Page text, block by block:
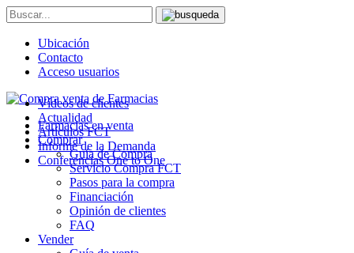
Ubicación
Contacto
Acceso usuarios
Farmacias en venta
Comprar
Guía de Compra
Servicio Compra FCT
Pasos para la compra
Financiación
Opinión de clientes
FAQ
Vender
Vídeos de clientes
Actualidad
Artículos FCT
Informe de la Demanda
Conferencias One to One